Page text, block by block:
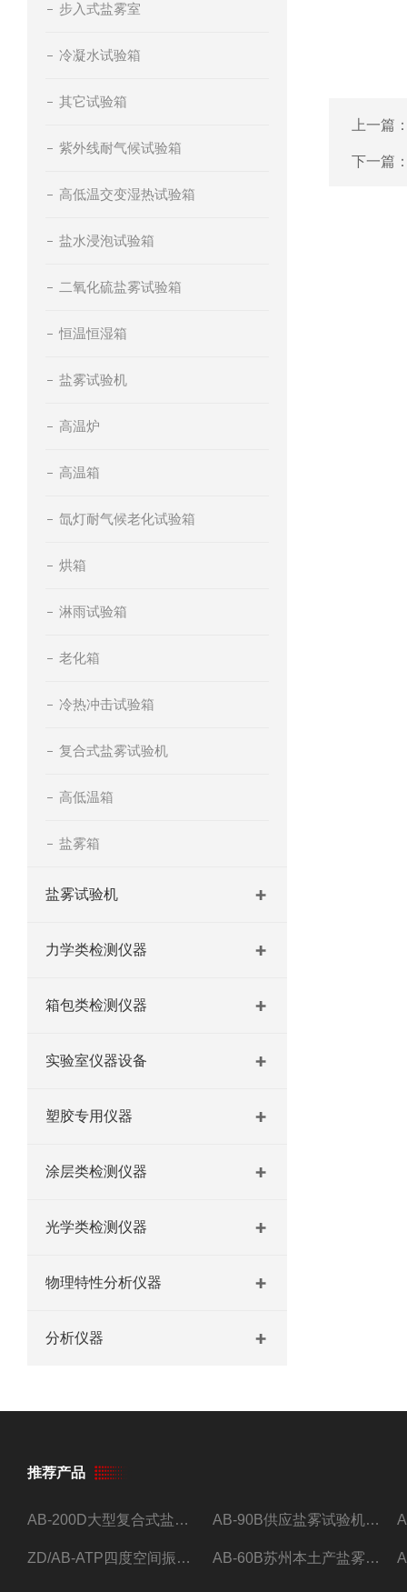
步入式盐雾室
冷凝水试验箱
其它试验箱
紫外线耐气候试验箱
高低温交变湿热试验箱
盐水浸泡试验箱
二氧化硫盐雾试验箱
恒温恒湿箱
盐雾试验机
高温炉
高温箱
氙灯耐气候老化试验箱
烘箱
淋雨试验箱
老化箱
冷热冲击试验箱
复合式盐雾试验机
高低温箱
盐雾箱
盐雾试验机
力学类检测仪器
箱包类检测仪器
实验室仪器设备
塑胶专用仪器
涂层类检测仪器
光学类检测仪器
物理特性分析仪器
分析仪器
上一篇
下一篇
推荐产品
AB-200D大型复合式盐雾腐蚀试验箱，小型盐干湿腐蚀试验箱。 AB-90B供应盐雾试验机现货可按要求订制。
ZD/AB-ATP四度空间振动台* AB-60B苏州本土产盐雾试验机